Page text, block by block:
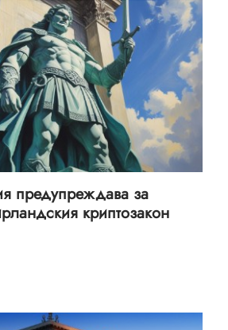
предупреждава за
криптозакон